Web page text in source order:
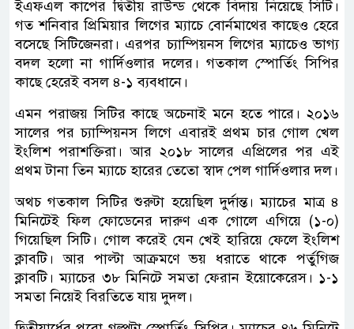
ইএফএল কাপের দ্বিতীয় রাউন্ড থেকে বিদায় নিয়েছে সিটি।
গত শনিবার প্রিমিয়ার লিগের ম্যাচে বোর্নমাথের কাছেও হেরে
বসেছে সিটিজেনরা। এরপর চ্যাম্পিয়নস লিগের ম্যাচেও ভাগ্য
বদল হলো না গার্দিওলার দলের। গতকাল স্পোর্তিং সিপির
কাছে হেরেই বসল ৪-১ ব্যবধানে।
এমন পরাজয় সিটির কাছে অচেনাই মনে হতে পারে। ২০১৬
সালের পর চ্যাম্পিয়নস লিগে এবারই প্রথম চার গোল খেল
ইংলিশ পরাশক্তিরা। আর ২০১৮ সালের এপ্রিলের পর এই
প্রথম টানা তিন ম্যাচে হারের তেতো স্বাদ পেল গার্দিওলার দল।
অথচ গতকাল সিটির শুরুটা হয়েছিল দুর্দান্ত। ম্যাচের মাত্র ৪
মিনিটেই ফিল ফোডেনের দারুণ এক গোলে এগিয়ে (১-০)
গিয়েছিল সিটি। গোল করেই যেন খেই হারিয়ে ফেলে ইংলিশ
ক্লাবটি। আর পাল্টা আক্রমণে ভয় ধরাতে থাকে পর্তুগিজ
ক্লাবটি। ম্যাচের ৩৮ মিনিটে সমতা ফেরান ইয়োকেরেস। ১-১
সমতা নিয়েই বিরতিতে যায় দুদল।